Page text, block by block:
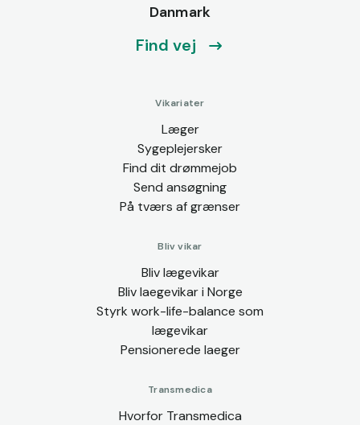
Danmark
Find vej
Vikariater
Læger
Sygeplejersker
Find dit drømmejob
Send ansøgning
På tværs af grænser
Bliv vikar
Bliv lægevikar
Bliv laegevikar i Norge
Styrk work-life-balance som
lægevikar
Pensionerede laeger
Transmedica
Hvorfor Transmedica